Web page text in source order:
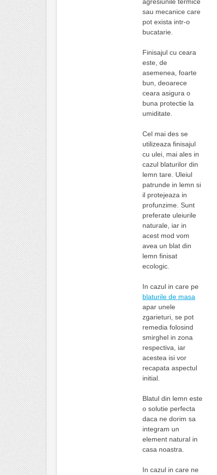
sau mecanice care
pot exista intr-o
bucatarie.
Finisajul cu ceara
este, de
asemenea, foarte
bun, deoarece
ceara asigura o
buna protectie la
umiditate.
Cel mai des se
utilizeaza finisajul
cu ulei, mai ales in
cazul blaturilor din
lemn tare. Uleiul
patrunde in lemn si
il protejeaza in
profunzime. Sunt
preferate uleiurile
naturale, iar in
acest mod vom
avea un blat din
lemn finisat
ecologic.
In cazul in care pe
blaturile de masa
apar unele
zgarieturi, se pot
remedia folosind
smirghel in zona
respectiva, iar
acestea isi vor
recapata aspectul
initial.
Blatul din lemn este
o solutie perfecta
daca ne dorim sa
integram un
element natural in
casa noastra.
In cazul in care ne